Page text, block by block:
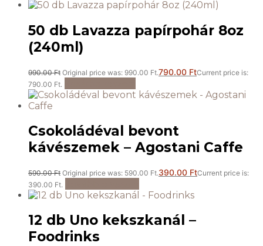
50 db Lavazza papírpohár 8oz
(240ml)
990.00Ft Original price was: 990.00 Ft.790.00 FtCurrent price is:
790.00 Ft.
Csokoládéval bevont
kávészemek – Agostani Caffe
590.00Ft Original price was: 590.00 Ft.390.00 FtCurrent price is:
390.00 Ft.
12 db Uno kekszkanál –
Foodrinks